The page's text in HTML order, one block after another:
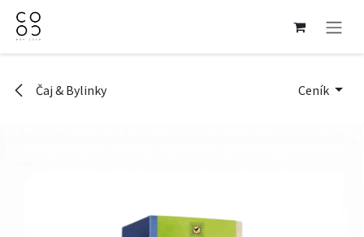
Přejít na obsah
Čaj & Bylinky Ceník